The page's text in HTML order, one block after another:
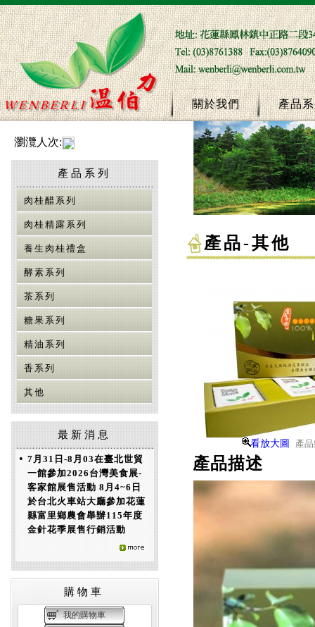
關於我們 產品
瀏灠人次:
產品系列
肉桂醋系列
肉桂精露系列
養生肉桂禮盒
酵素系列
茶系列
糖果系列
精油系列
香系列
其他
最新消息
• 7月31日-8月03在臺北世貿
一館參加2026台灣美食展-
客家館展售活動 8月4~6日
於台北火車站大廳參加花蓮
縣富里鄉農會舉辦115年度
金針花季展售行銷活動
購物車
我的購物車
產品-其他
看放大圖 產
產品描述